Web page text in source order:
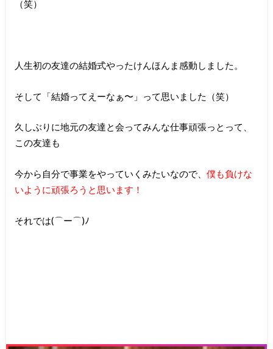
（笑）
人生初の友達の結婚式やったけんほんま感動しました。
そして「結婚ってえーなぁ〜」って思いました（笑）
久しぶりに地元の友達と会ってみんな仕事頑張っとって、
この友達も
今から自分で事業をやっていくみたいなので、 僕も負けな
いように頑張ろうと思います！
それでは(⌒ー⌒)ﾉ